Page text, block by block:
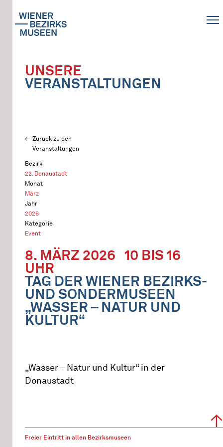
UNSERE
VERANSTALTUNGEN
Zurück zu den
Veranstaltungen
Bezirk
22. Donaustadt
Monat
März
Jahr
2026
Kategorie
Event
8. MÄRZ 2026 10 BIS 16
UHR
TAG DER WIENER BEZIRKS-
UND SONDERMUSEEN
„WASSER – NATUR UND
KULTUR“
„Wasser – Natur und Kultur“ in der
Donaustadt
Freier Eintritt in allen Bezirksmuseen